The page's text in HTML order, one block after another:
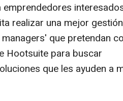
realizar una mejor
que pretendan
Hootsuite para buscar
que les ayuden a